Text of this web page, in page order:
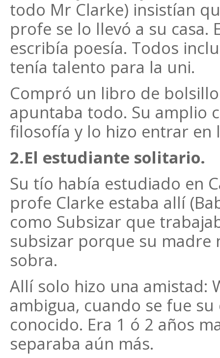
todo Mr Clarke) insistían
profe se lo llevó a su casa.
escribía poesía. Todos
tenía talento para la uni.
Compró un libro de
apuntaba todo. Su amplio
filosofía y lo hizo entrar en
2.El estudiante solitario.
Su tío había estudiado en
profe Clarke estaba allí
como Subsizar que
subsizar porque su madre
sobra.
Allí solo hizo una amistad:
ambigua, cuando se fue
conocido. Era 1 ó 2 años
separaba aún más.